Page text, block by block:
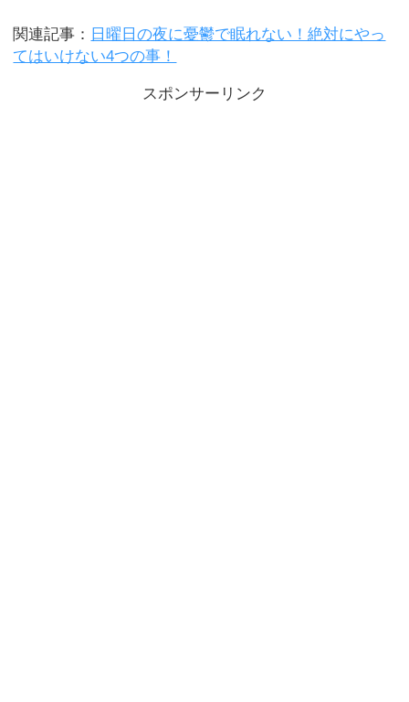
関連記事：
日曜日の夜に憂鬱で眠れない！絶対にやっ
てはいけない4つの事！
スポンサーリンク